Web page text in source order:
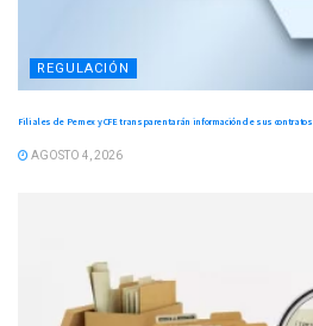
REGULACIÓN
Filiales de Pemex y CFE transparentarán información de sus contratos
AGOSTO 4, 2026